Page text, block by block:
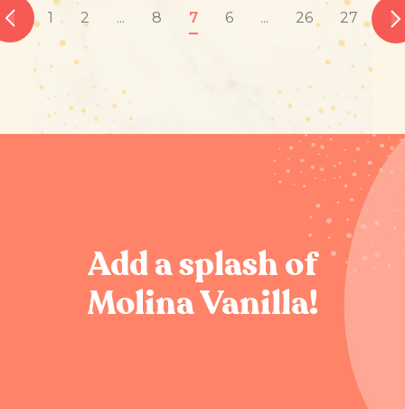
1 2 ... 8 7 6 ... 26 27
Add a splash of
Molina Vanilla!